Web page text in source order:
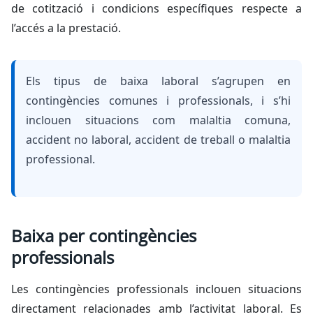
de cotització i condicions específiques respecte a
l’accés a la prestació.
Els tipus de baixa laboral s’agrupen en
contingències comunes i professionals, i s’hi
inclouen situacions com malaltia comuna,
accident no laboral, accident de treball o malaltia
professional.
Baixa per contingències
professionals
Les contingències professionals inclouen situacions
directament relacionades amb l’activitat laboral. Es